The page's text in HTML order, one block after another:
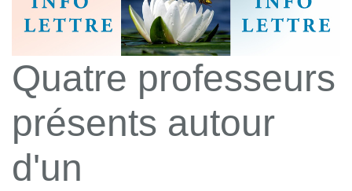
Quatre professeurs
présents autour
d'un